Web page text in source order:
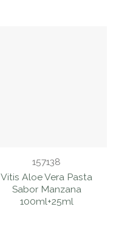
157138
Vitis Aloe Vera Pasta
Sabor Manzana
100ml+25ml